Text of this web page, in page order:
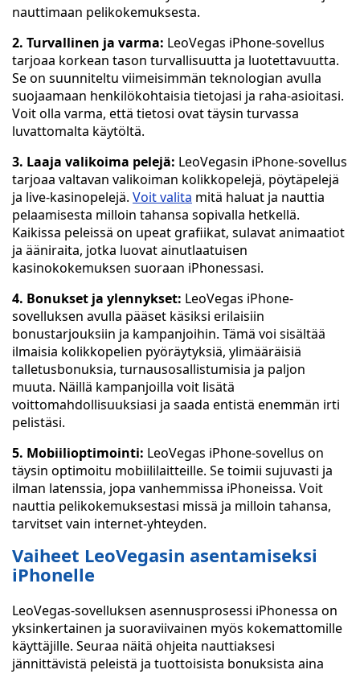
nauttimaan pelikokemuksesta.
2. Turvallinen ja varma: LeoVegas iPhone-sovellus
tarjoaa korkean tason turvallisuutta ja luotettavuutta.
Se on suunniteltu viimeisimmän teknologian avulla
suojaamaan henkilökohtaisia tietojasi ja raha-asioitasi.
Voit olla varma, että tietosi ovat täysin turvassa
luvattomalta käytöltä.
3. Laaja valikoima pelejä: LeoVegasin iPhone-sovellus
tarjoaa valtavan valikoiman kolikkopelejä, pöytäpelejä
ja live-kasinopelejä. Voit valita mitä haluat ja nauttia
pelaamisesta milloin tahansa sopivalla hetkellä.
Kaikissa peleissä on upeat grafiikat, sulavat animaatiot
ja ääniraita, jotka luovat ainutlaatuisen
kasinokokemuksen suoraan iPhonessasi.
4. Bonukset ja ylennykset: LeoVegas iPhone-
sovelluksen avulla pääset käsiksi erilaisiin
bonustarjouksiin ja kampanjoihin. Tämä voi sisältää
ilmaisia kolikkopelien pyöräytyksiä, ylimääräisiä
talletusbonuksia, turnausosallistumisia ja paljon
muuta. Näillä kampanjoilla voit lisätä
voittomahdollisuuksiasi ja saada entistä enemmän irti
pelistäsi.
5. Mobiilioptimointi: LeoVegas iPhone-sovellus on
täysin optimoitu mobiililaitteille. Se toimii sujuvasti ja
ilman latenssia, jopa vanhemmissa iPhoneissa. Voit
nauttia pelikokemuksestasi missä ja milloin tahansa,
tarvitset vain internet-yhteyden.
Vaiheet LeoVegasin asentamiseksi
iPhonelle
LeoVegas-sovelluksen asennusprosessi iPhonessa on
yksinkertainen ja suoraviivainen myös kokemattomille
käyttäjille. Seuraa näitä ohjeita nauttiaksesi
jännittävistä peleistä ja tuottoisista bonuksista aina